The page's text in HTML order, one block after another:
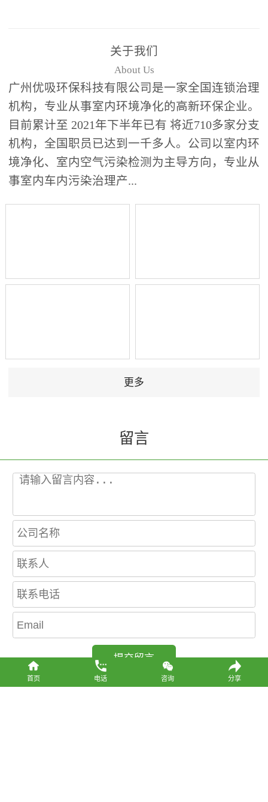
关于我们
About Us
广州优吸环保科技有限公司是一家全国连锁治理
机构，专业从事室内环境净化的高新环保企业。
目前累计至 2021年下半年已有 将近710多家分支
机构，全国职员已达到一千多人。公司以室内环
境净化、室内空气污染检测为主导方向，专业从
事室内车内污染治理产...
更多
留言
首页 电话 咨询 分享